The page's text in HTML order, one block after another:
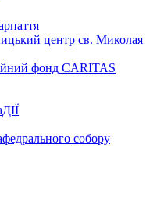
центр св. Миколая
фонд CARITAS
собору